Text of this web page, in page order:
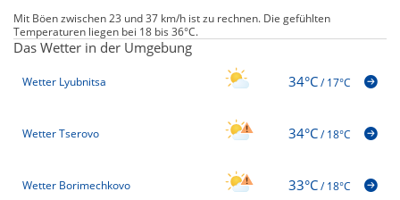
Mit Böen zwischen 23 und 37 km/h ist zu rechnen. Die gefühlten
Temperaturen liegen bei 18 bis 36°C.
Das Wetter in der Umgebung
Wetter Lyubnitsa 34°C/17°C
Wetter Tserovo 34°C/18°C
Wetter Borimechkovo 33°C/18°C